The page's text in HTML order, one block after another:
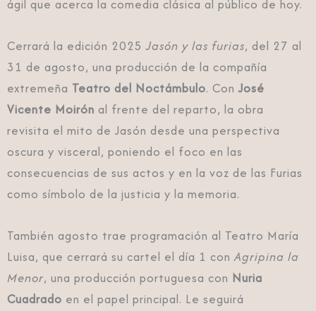
ágil que acerca la comedia clásica al público de hoy.
Cerrará la edición 2025Jasón y las furias, del 27 al
31 de agosto, una producción de la compañía
extremeña Teatro del Noctámbulo. Con José
Vicente Moirón al frente del reparto, la obra
revisita el mito de Jasón desde una perspectiva
oscura y visceral, poniendo el foco en las
consecuencias de sus actos y en la voz de las Furias
como símbolo de la justicia y la memoria.
También agosto trae programación al Teatro María
Luisa, que cerrará su cartel el día 1 conAgripina la
Menor, una producción portuguesa con Nuria
Cuadrado en el papel principal. Le seguirá